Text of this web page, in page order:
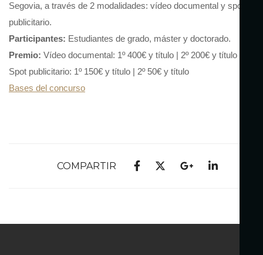
Segovia, a través de 2 modalidades: vídeo documental y spot
publicitario.
Participantes: Estudiantes de grado, máster y doctorado.
Premio: Vídeo documental: 1º 400€ y título | 2º 200€ y título
Spot publicitario: 1º 150€ y título | 2º 50€ y título
Bases del concurso
COMPARTIR